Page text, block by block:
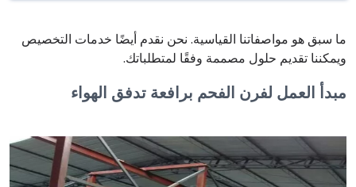
ما سبق هو مواصفاتنا القياسية. نحن نقدم أيضًا خدمات التخصيص
ويمكننا تقديم حلول مصممة وفقًا لمتطلباتك.
مبدأ العمل لفرن الفحم برافعة تدفق الهواء